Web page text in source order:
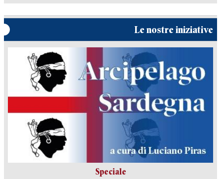
Le nostre iniziative
Speciale